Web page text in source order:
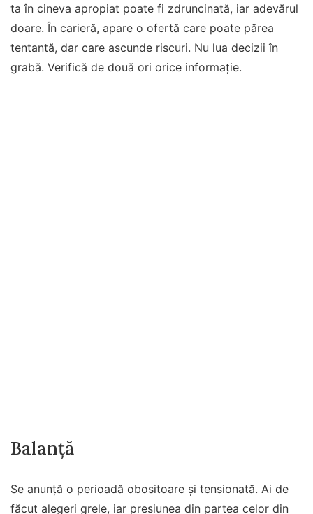
ta în cineva apropiat poate fi zdruncinată, iar adevărul
doare. În carieră, apare o ofertă care poate părea
tentantă, dar care ascunde riscuri. Nu lua decizii în
grabă. Verifică de două ori orice informație.
Balanță
Se anunță o perioadă obositoare și tensionată. Ai de
făcut alegeri grele, iar presiunea din partea celor din